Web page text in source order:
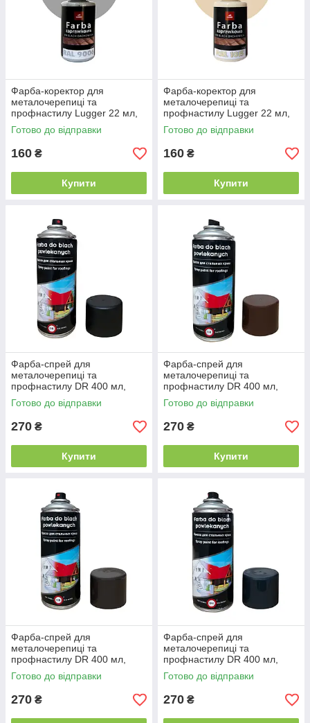
Фарба-коректор для
металочерепиці та
профнастилу Lugger 22 мл,
RAL 9006 сірий
Готово до відправки
160 ₴
Купити
Фарба-коректор для
металочерепиці та
профнастилу Lugger 22 мл,
RAL 1015 бежева
Готово до відправки
160 ₴
Купити
Фарба-спрей для
металочерепиці та
профнастилу DR 400 мл,
матова RAL 9005 чорний
Готово до відправки
270 ₴
Купити
Фарба-спрей для
металочерепиці та
профнастилу DR 400 мл,
матова RAL 8017 коричнева
Готово до відправки
270 ₴
Купити
Фарба-спрей для
металочерепиці та
профнастилу DR 400 мл,
матова RAL 8019 темно
коричнева
Готово до відправки
270 ₴
Фарба-спрей для
металочерепиці та
профнастилу DR 400 мл,
матова RAL 7016 темний
графіт
Готово до відправки
270 ₴